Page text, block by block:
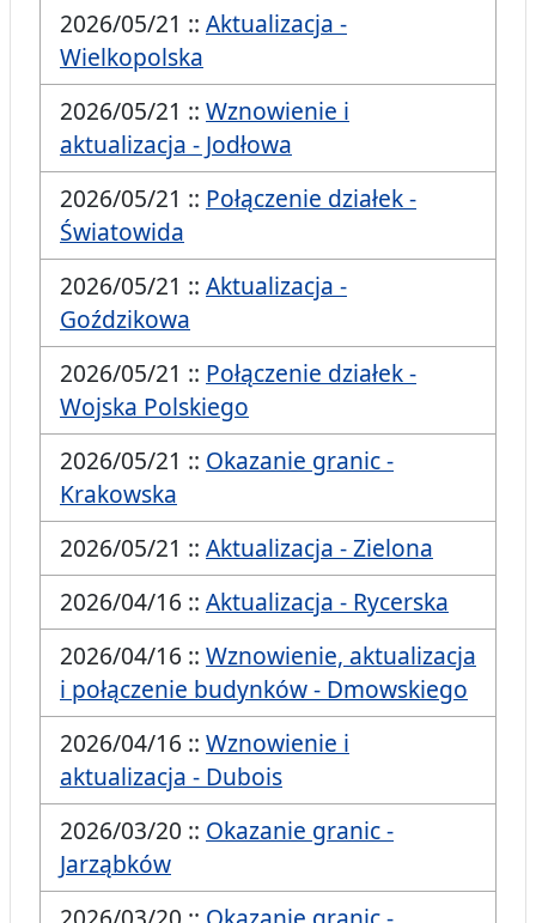
2026/05/21 :: Aktualizacja -
Wielkopolska
2026/05/21 :: Wznowienie i
aktualizacja - Jodłowa
2026/05/21 :: Połączenie działek -
Światowida
2026/05/21 :: Aktualizacja -
Goździkowa
2026/05/21 :: Połączenie działek -
Wojska Polskiego
2026/05/21 :: Okazanie granic -
Krakowska
2026/05/21 :: Aktualizacja - Zielona
2026/04/16 :: Aktualizacja - Rycerska
2026/04/16 :: Wznowienie, aktualizacja
i połączenie budynków - Dmowskiego
2026/04/16 :: Wznowienie i
aktualizacja - Dubois
2026/03/20 :: Okazanie granic -
Jarząbków